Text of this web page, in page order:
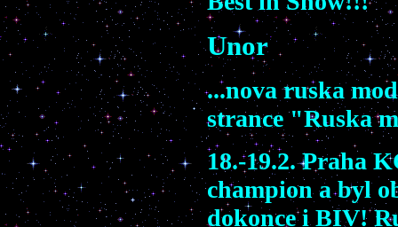
Unor
...nova ruska
strance "Ruska
18.-19.2. Praha
champion a byl
dokonce i BIV!